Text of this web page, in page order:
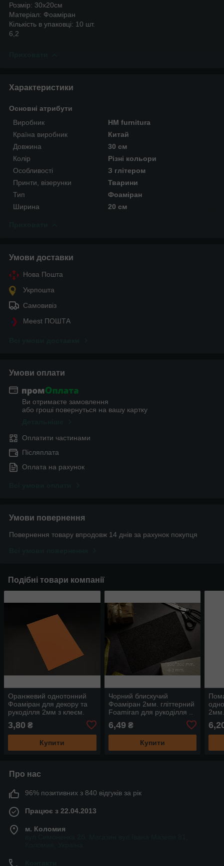
Розмір: 30х20см
Матеріал: Фоаміран
Кількість в упаковці: 10 шт.
6,2
Характеристики
Основні атрибути
Виробник
HM furnitura
Країна виробник
Китай
Довжина
30 см
Колір
Різні кольори
Особливості
З глітером
Принти, візерунки
Тварини
Тип
Фоаміран
Ширина
20 см
Умови доставки
Нова Пошта
Укрпошта
Самовивіз
Meest ПОШТА
Умови оплати
Ви отримаєте замовлення
або гроші повернуться на вашу картку
Оплатити частинами
Післяплата
Оплата на рахунок
Умови повернення
Повернення товару впродовж 14 днів за рахунок покупця
Подібні товари компанії
Оранжевий однотонний
Фоаміран для декору та
рукоділля 2мм з клеєм.
30х20см.
3,80 ₴
Купити
Чорний блискучий
Фоаміран 2мм. гліттерний
Foamiran для рукоділля ..
6,49 ₴
Купити
2мм.
Про нас
96% позитивних з 840 відгуків за рік
Працює з 22.04.2013
м. Коломия